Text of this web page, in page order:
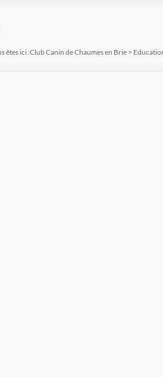
êtes ici :Club Canin de Chaumes en Brie >